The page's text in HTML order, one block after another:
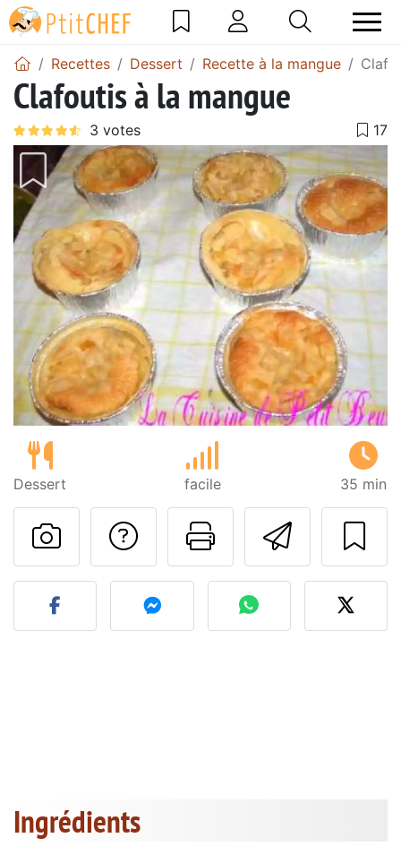
Recettes Dessert Recette à la mangue
Clafoutis à la mangue
Dessert facile 35 min
Imprimer
Poser une
Publier votre photo de
Ingrédients